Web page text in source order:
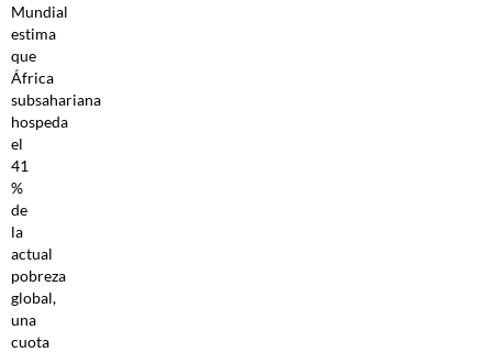
Mundial
estima
que
África
subsahariana
hospeda
el
41
%
de
la
actual
pobreza
global,
una
cuota